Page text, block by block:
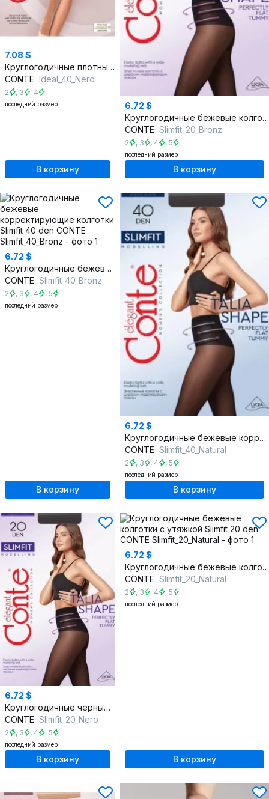
7.08 $
Круглогодичные плотные матовые колготки с усиленной верхней частью
CONTE Ideal_40_Nero
2 , 3 , 4
последний размер
В корзину
6.72 $
Круглогодичные бежевые колготки с утяжкой Slimfit 20 den
CONTE Slimfit_20_Bronz
2 , 3 , 4 , 5
последний размер
В корзину
6.72 $
Круглогодичные бежевые корректирующие колготки Slimfit 40 den
CONTE Slimfit_40_Bronz
2 , 3 , 4 , 5
последний размер
В корзину
6.72 $
Круглогодичные бежевые корректирующие колготки Slimfit 40 den
CONTE Slimfit_40_Natural
2 , 3 , 4 , 5
последний размер
В корзину
6.72 $
Круглогодичные черные колготки с утяжкой Slimfit 20 den
CONTE Slimfit_20_Nero
2 , 3 , 4 , 5
последний размер
В корзину
6.72 $
Круглогодичные бежевые колготки с утяжкой Slimfit 20 den
CONTE Slimfit_20_Natural
2 , 3 , 4 , 5
последний размер
В корзину